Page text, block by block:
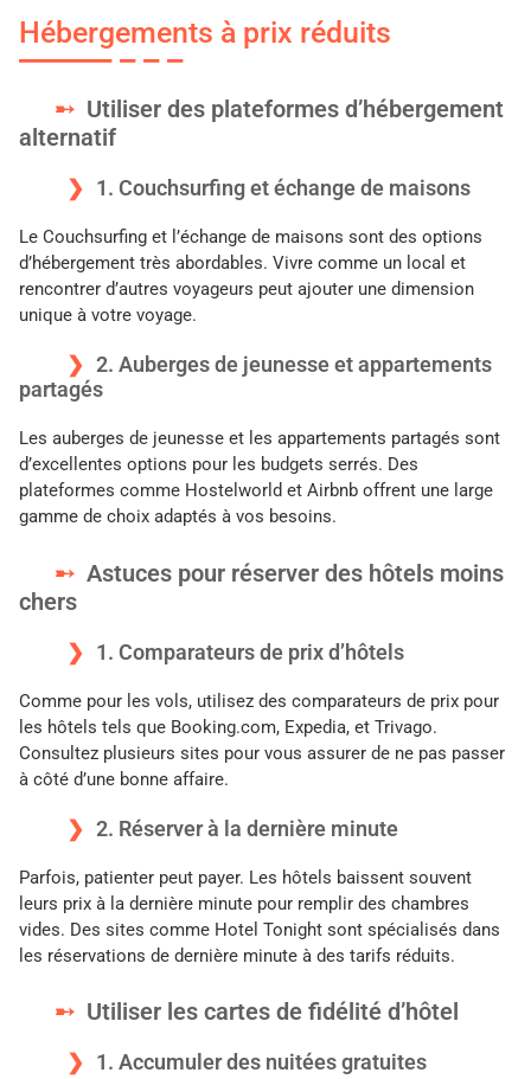
Hébergements à prix réduits
Utiliser des plateformes d’hébergement
alternatif
1. Couchsurfing et échange de maisons
Le Couchsurfing et l’échange de maisons sont des options
d’hébergement très abordables. Vivre comme un local et
rencontrer d’autres voyageurs peut ajouter une dimension
unique à votre voyage.
2. Auberges de jeunesse et appartements
partagés
Les auberges de jeunesse et les appartements partagés sont
d’excellentes options pour les budgets serrés. Des
plateformes comme Hostelworld et Airbnb offrent une large
gamme de choix adaptés à vos besoins.
Astuces pour réserver des hôtels moins
chers
1. Comparateurs de prix d’hôtels
Comme pour les vols, utilisez des comparateurs de prix pour
les hôtels tels que Booking.com, Expedia, et Trivago.
Consultez plusieurs sites pour vous assurer de ne pas passer
à côté d’une bonne affaire.
2. Réserver à la dernière minute
Parfois, patienter peut payer. Les hôtels baissent souvent
leurs prix à la dernière minute pour remplir des chambres
vides. Des sites comme Hotel Tonight sont spécialisés dans
les réservations de dernière minute à des tarifs réduits.
Utiliser les cartes de fidélité d’hôtel
1. Accumuler des nuitées gratuites